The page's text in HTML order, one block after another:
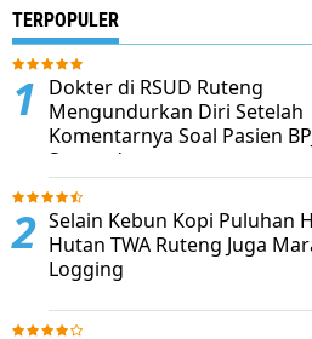
TERPOPULER
Dokter di RSUD Ruteng
Mengundurkan Diri Setelah
Komentarnya Soal Pasien
Sosmed
Selain Kebun Kopi Puluhan
Hutan TWA Ruteng Juga
Logging